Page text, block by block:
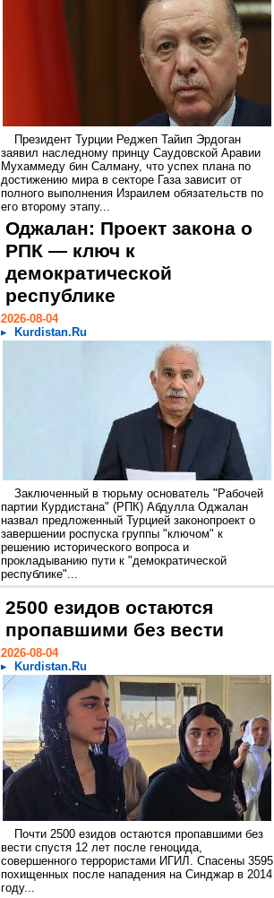
Президент Турции Реджеп Тайип Эрдоган
заявил наследному принцу Саудовской Аравии
Мухаммеду бин Салману, что успех плана по
достижению мира в секторе Газа зависит от
полного выполнения Израилем обязательств по
его второму этапу...
Оджалан: Проект закона о
РПК — ключ к
демократической
республике
2026-08-04
Kurdistan.Ru
Заключенный в тюрьму основатель "Рабочей
партии Курдистана" (РПК) Абдулла Оджалан
назвал предложенный Турцией законопроект о
завершении роспуска группы "ключом" к
решению исторического вопроса и
прокладыванию пути к "демократической
республике"...
2500 езидов остаются
пропавшими без вести
2026-08-04
Kurdistan.Ru
Почти 2500 езидов остаются пропавшими без
вести спустя 12 лет после геноцида,
совершенного террористами ИГИЛ. Спасены 3595
похищенных после нападения на Синджар в 2014
году...